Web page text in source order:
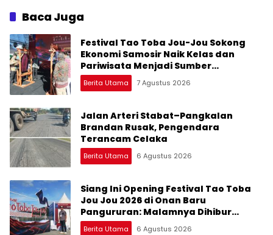
Baca Juga
Festival Tao Toba Jou-Jou Sokong
Ekonomi Samosir Naik Kelas dan
Pariwisata Menjadi Sumber
Pertumbuhan Ekonomi Baru
Berita Utama 7 Agustus 2026
Jalan Arteri Stabat–Pangkalan
Brandan Rusak, Pengendara
Terancam Celaka
Berita Utama 6 Agustus 2026
Siang Ini Opening Festival Tao Toba
Jou Jou 2026 di Onan Baru
Pangururan: Malamnya Dihibur
Marsada Band
Berita Utama 6 Agustus 2026